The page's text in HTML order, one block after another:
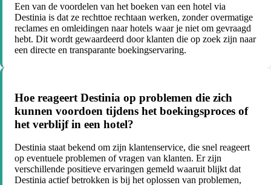
Een van de voordelen van het boeken van een hotel via
Destinia is dat ze rechttoe rechtaan werken, zonder overmatige
reclames en omleidingen naar hotels waar je niet om gevraagd
hebt. Dit wordt gewaardeerd door klanten die op zoek zijn naar
een directe en transparante boekingservaring.
Hoe reageert Destinia op problemen die zich
kunnen voordoen tijdens het boekingsproces of
het verblijf in een hotel?
Destinia staat bekend om zijn klantenservice, die snel reageert
op eventuele problemen of vragen van klanten. Er zijn
verschillende positieve ervaringen gemeld waaruit blijkt dat
Destinia actief betrokken is bij het oplossen van problemen,